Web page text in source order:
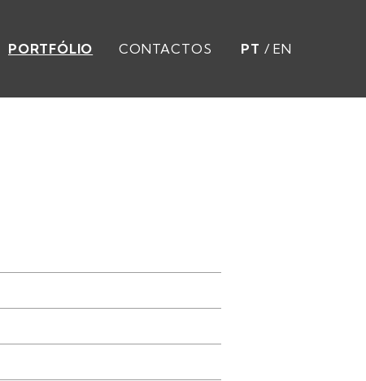
PORTFÓLIO CONTACTOS PT /EN